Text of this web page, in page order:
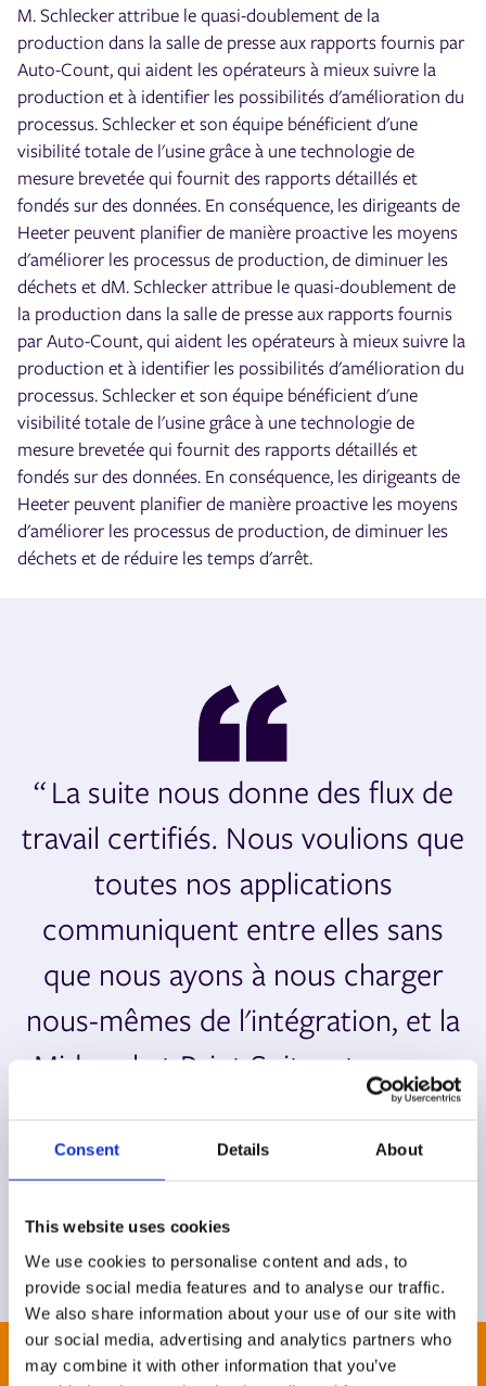
Consent Details About
This website uses cookies
We use cookies to personalise content and ads, to
provide social media features and to analyse our traffic.
We also share information about your use of our site with
our social media, advertising and analytics partners who
may combine it with other information that you’ve
M. Schlecker attribue le quasi-doublement de la
production dans la salle de presse aux rapports fournis par
Auto-Count, qui aident les opérateurs à mieux suivre la
production et à identifier les possibilités d'amélioration du
processus. Schlecker et son équipe bénéficient d'une
visibilité totale de l'usine grâce à une technologie de
mesure brevetée qui fournit des rapports détaillés et
fondés sur des données. En conséquence, les dirigeants de
Heeter peuvent planifier de manière proactive les moyens
d'améliorer les processus de production, de diminuer les
déchets et dM. Schlecker attribue le quasi-doublement de
la production dans la salle de presse aux rapports fournis
par Auto-Count, qui aident les opérateurs à mieux suivre la
production et à identifier les possibilités d'amélioration du
processus. Schlecker et son équipe bénéficient d'une
visibilité totale de l'usine grâce à une technologie de
mesure brevetée qui fournit des rapports détaillés et
fondés sur des données. En conséquence, les dirigeants de
Heeter peuvent planifier de manière proactive les moyens
d'améliorer les processus de production, de diminuer les
déchets et de réduire les temps d'arrêt.
“ La suite nous donne des flux de
travail certifiés. Nous voulions que
toutes nos applications
communiquent entre elles sans
que nous ayons à nous charger
nous-mêmes de l'intégration, et la
Midmarket Print Suite a tenu ses